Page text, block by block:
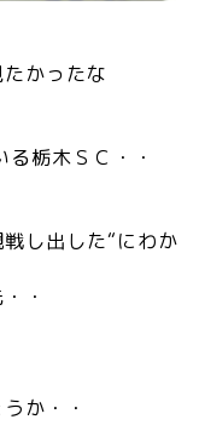
かったな
栃木ＳＣ・・
し出した“にわか
・
か・・